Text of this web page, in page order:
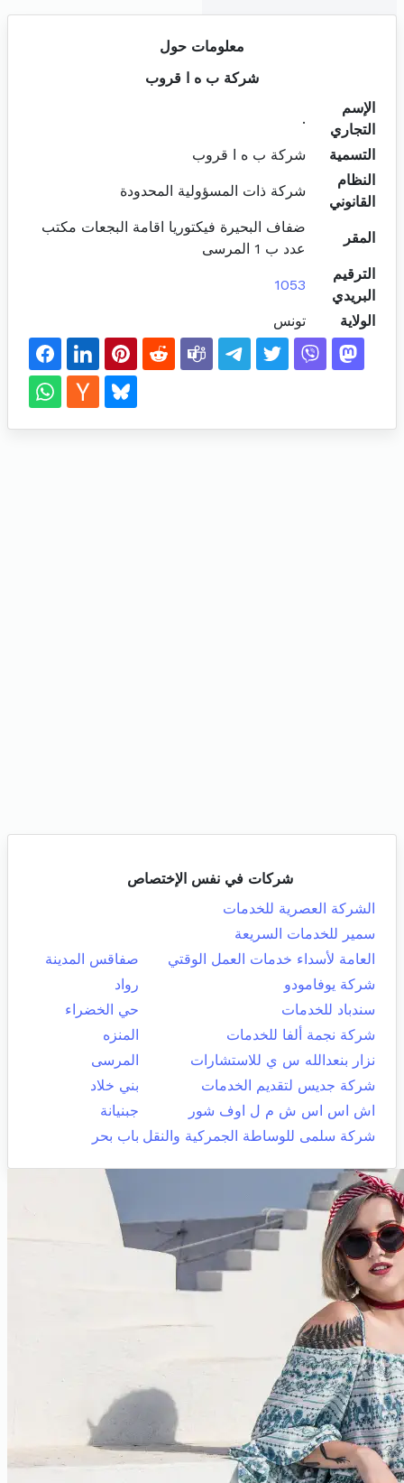
معلومات حول
شركة ب ه ا قروب
الإسم
التجاري
.
التسمية
شركة ب ه ا قروب
النظام
القانوني
شركة ذات المسؤولية المحدودة
المقر
ضفاف البحيرة فيكتوريا اقامة البجعات مكتب
عدد ب 1 المرسى
الترقيم
البريدي
1053
الولاية تونس
شركات في نفس الإختصاص
الشركة العصرية للخدمات
سمير للخدمات السريعة
العامة لأسداء خدمات العمل الوقتي
صفاقس المدينة
شركة يوفامودو
رواد
سندباد للخدمات
حي الخضراء
شركة نجمة ألفا للخدمات
المنزه
نزار بنعدالله س ي للاستشارات
المرسى
شركة جديس لتقديم الخدمات
بني خلاد
اش اس اس ش م ل اوف شور
جبنيانة
شركة سلمى للوساطة الجمركية والنقل باب بحر